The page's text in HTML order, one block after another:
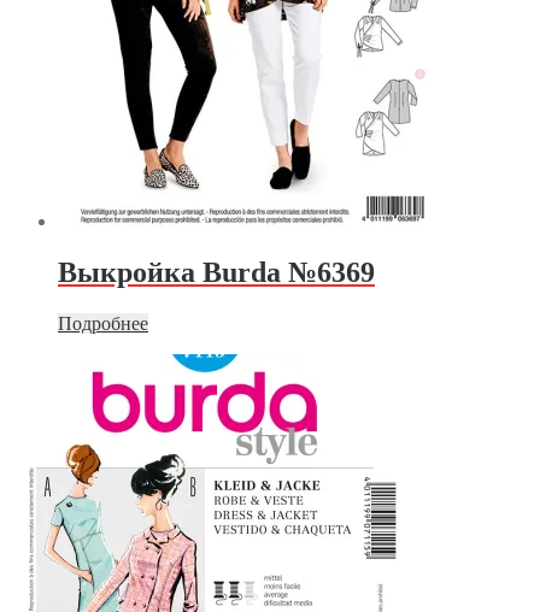
Выкройка Burda №6369
Подробнее